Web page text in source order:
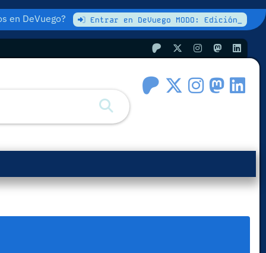
en DeVuego? Entrar en DeVuego MODO: Edición_